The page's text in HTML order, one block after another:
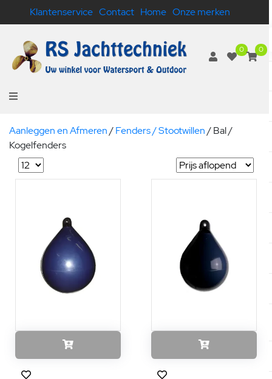
Klantenservice Contact Home Onze merken
0 0
Aanleggen en Afmeren/Fenders / Stootwillen/Bal /
Kogelfenders